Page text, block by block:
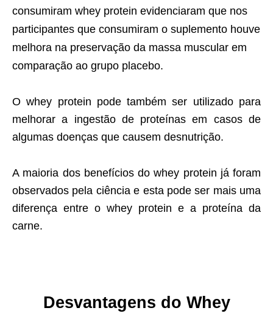
consumiram whey protein evidenciaram que nos
participantes que consumiram o suplemento houve
melhora na preservação da massa muscular em
comparação ao grupo placebo.
O whey protein pode também ser utilizado para
melhorar a ingestão de proteínas em casos de
algumas doenças que causem desnutrição.
A maioria dos benefícios do whey protein já foram
observados pela ciência e esta pode ser mais uma
diferença entre o whey protein e a proteína da
carne.
Desvantagens do Whey